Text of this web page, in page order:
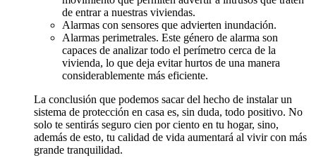
de entrar a nuestras viviendas.
Alarmas con sensores que advierten inundación.
Alarmas perimetrales. Este género de alarma son
capaces de analizar todo el perímetro cerca de la
vivienda, lo que deja evitar hurtos de una manera
considerablemente más eficiente.
La conclusión que podemos sacar del hecho de instalar un
sistema de protección en casa es, sin duda, todo positivo. No
solo te sentirás seguro cien por ciento en tu hogar, sino,
además de esto, tu calidad de vida aumentará al vivir con más
grande tranquilidad.